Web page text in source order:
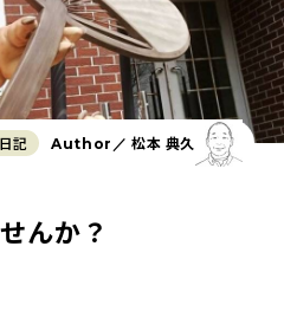
日記 Author／ 松本 典久
んか？